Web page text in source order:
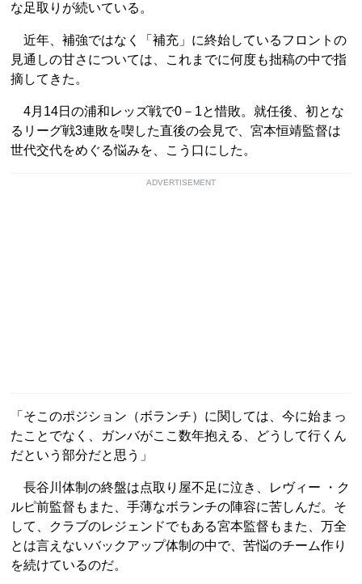
な足取りが続いている。
近年、補強ではなく「補充」に終始しているフロントの
見通しの甘さについては、これまでに何度も拙稿の中で指
摘してきた。
4月14日の浦和レッズ戦で0－1と惜敗。就任後、初とな
るリーグ戦3連敗を喫した直後の会見で、宮本恒靖監督は
世代交代をめぐる悩みを、こう口にした。
ADVERTISEMENT
「そこのポジション（ボランチ）に関しては、今に始まっ
たことでなく、ガンバがここ数年抱える、どうして行くん
だという部分だと思う」
長谷川体制の終盤は点取り屋不足に泣き、レヴィー ・ク
ルピ前監督もまた、手薄なボランチの陣容に苦しんだ。そ
して、クラブのレジェンドでもある宮本監督もまた、万全
とは言えないバックアップ体制の中で、苦悩のチーム作り
を続けているのだ。